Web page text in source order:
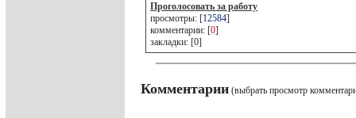
Проголосовать за работу
просмотры: [12584]
комментарии: [0]
закладки: [0]
Комментарии (выбрать просмотр